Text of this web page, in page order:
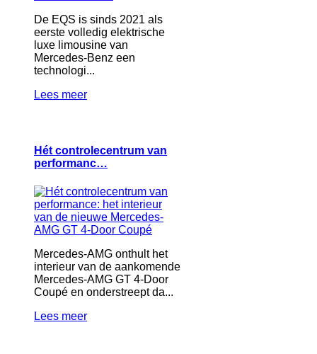
De EQS is sinds 2021 als
eerste volledig elektrische
luxe limousine van
Mercedes-Benz een
technologi...
Lees meer
Hét controlecentrum van
performanc…
Mercedes-AMG onthult het
interieur van de aankomende
Mercedes-AMG GT 4-Door
Coupé en onderstreept da...
Lees meer